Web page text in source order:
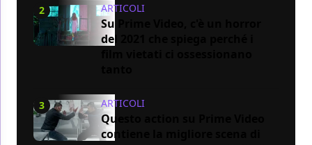
2 ARTICOLI
Su Prime Video, c'è un horror
del 2021 che spiega perché i
3 ARTICOLI
Questo action su Prime Video
contiene la migliore scena di